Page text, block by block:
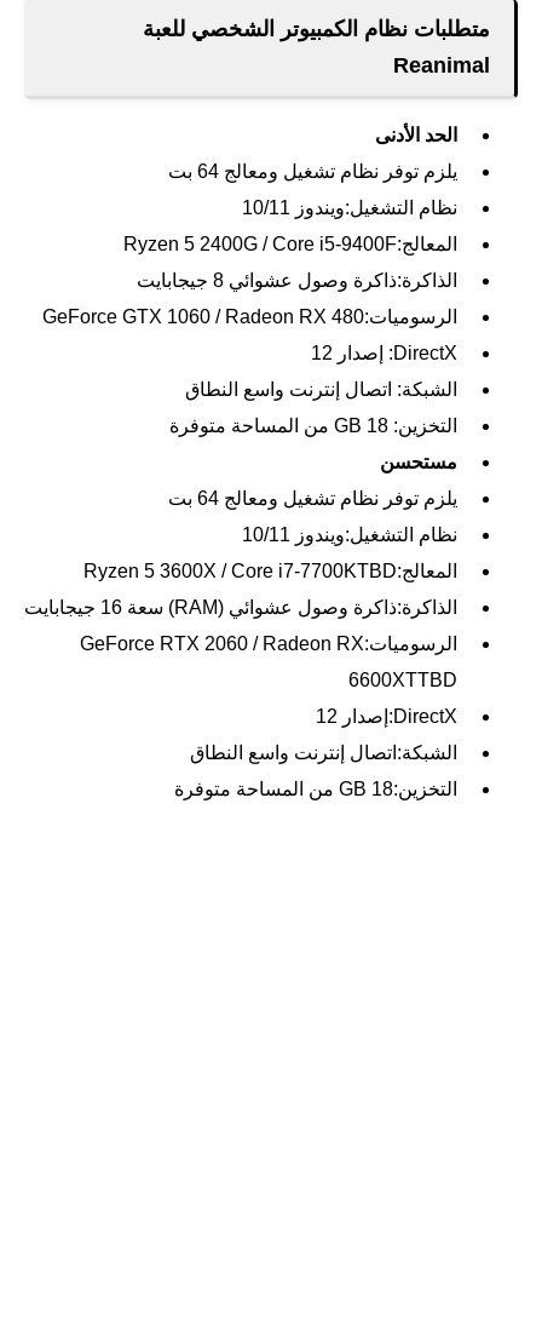
متطلبات نظام الكمبيوتر الشخصي للعبة
Reanimal
الحد الأدنى
يلزم توفر نظام تشغيل ومعالج 64 بت
نظام التشغيل:ويندوز 10/11
المعالج:Ryzen 5 2400G / Core i5-9400F
الذاكرة:ذاكرة وصول عشوائي 8 جيجابايت
الرسوميات:GeForce GTX 1060 / Radeon RX 480
DirectX: إصدار 12
الشبكة: اتصال إنترنت واسع النطاق
التخزين: 18 GB من المساحة متوفرة
مستحسن
يلزم توفر نظام تشغيل ومعالج 64 بت
نظام التشغيل:ويندوز 10/11
المعالج:Ryzen 5 3600X / Core i7-7700KTBD
الذاكرة:ذاكرة وصول عشوائي (RAM) سعة 16 جيجابايت
الرسوميات:GeForce RTX 2060 / Radeon RX
6600XTTBD
DirectX:إصدار 12
الشبكة:اتصال إنترنت واسع النطاق
التخزين:18 GB من المساحة متوفرة